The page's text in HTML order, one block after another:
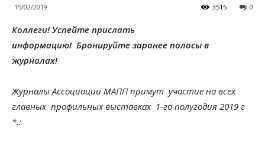
15/02/2019 0
3515
Коллеги! Успейте прислать
информацию! Бронируйте заранее полосы в
журналах!
Журналы Ассоциации МАПП примут участие на всех
главных профильных выставках 1-го полугодия 2019 г
*.: